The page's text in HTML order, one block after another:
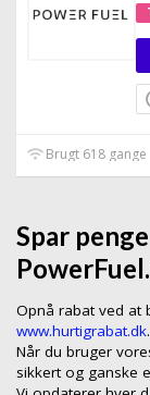
Brugt 618 gange
Spar
Opnå rabat ved at
www.hurtigrabat.dk.
Når du bruger
sikkert og ganske